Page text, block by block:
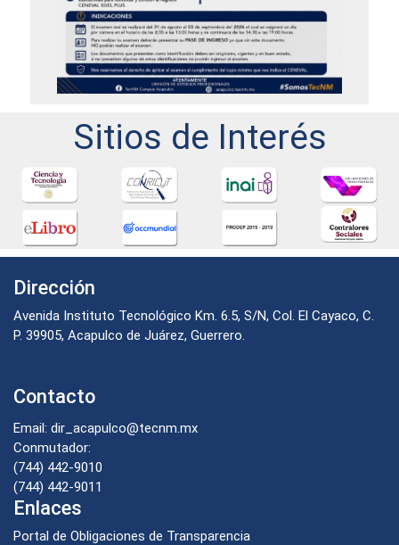
Sitios de Interés
Dirección
Avenida Instituto Tecnológico Km. 6.5, S/N, Col. El Cayaco, C.
P. 39905, Acapulco de Juárez, Guerrero.
Contacto
Email: dir_acapulco@tecnm.mx
Conmutador:
(744) 442-9010
(744) 442-9011
Enlaces
Portal de Obligaciones de Transparencia